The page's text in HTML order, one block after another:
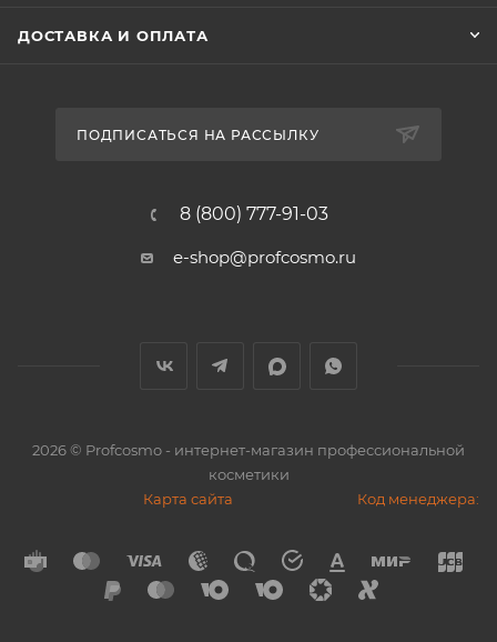
ДОСТАВКА И ОПЛАТА
ПОДПИСАТЬСЯ НА РАССЫЛКУ
8 (800) 777-91-03
e-shop@profcosmo.ru
2026© Profcosmo - интернет-магазин профессиональной
косметики
Карта сайта
Код менеджера: